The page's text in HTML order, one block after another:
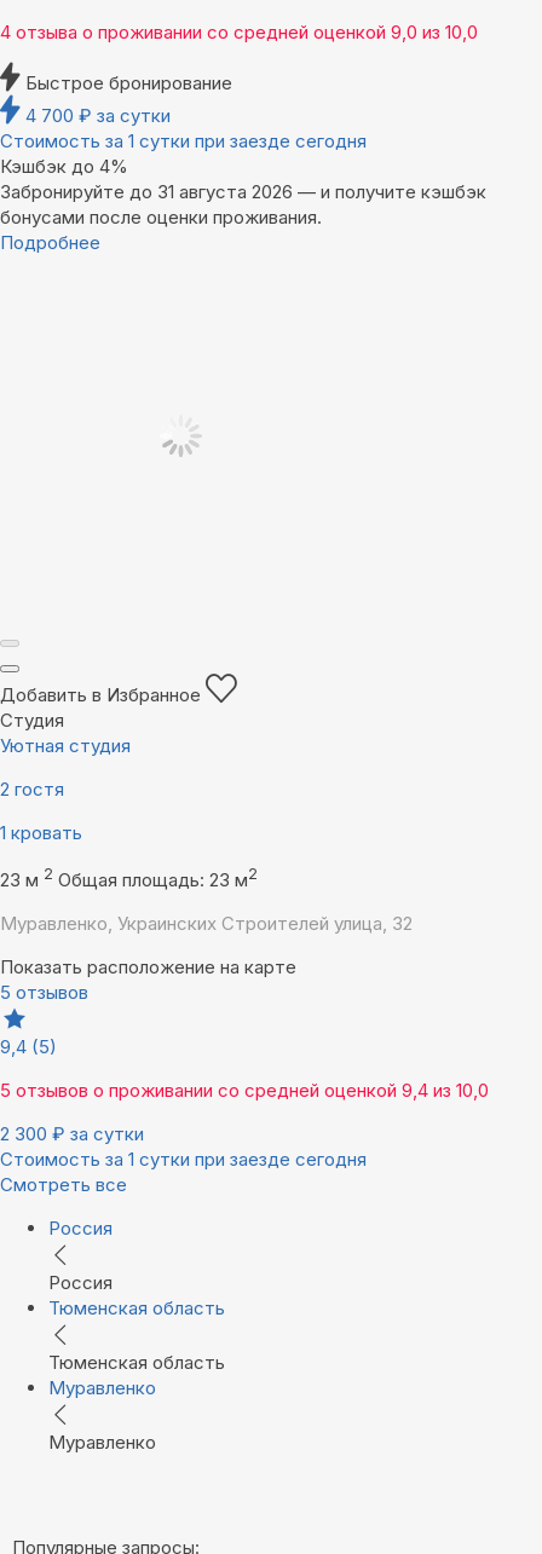
4 отзыва о проживании со средней оценкой 9,0 из 10,0
Быстрое бронирование
4 700 ₽ за сутки
Стоимость за 1 сутки при заезде сегодня
Кэшбэк до 4%
Забронируйте до 31 августа 2026 — и получите кэшбэк
бонусами после оценки проживания.
Подробнее
Добавить в Избранное
Студия
Уютная студия
2 гостя
1 кровать
23 м 2 Общая площадь: 23 м2
Муравленко, Украинских Строителей улица, 32
Показать расположение на карте
5 отзывов
9,4 (5)
5 отзывов о проживании со средней оценкой 9,4 из 10,0
2 300 ₽ за сутки
Стоимость за 1 сутки при заезде сегодня
Смотреть все
Россия
Россия
Тюменская область
Тюменская область
Муравленко
Муравленко
Популярные запросы: